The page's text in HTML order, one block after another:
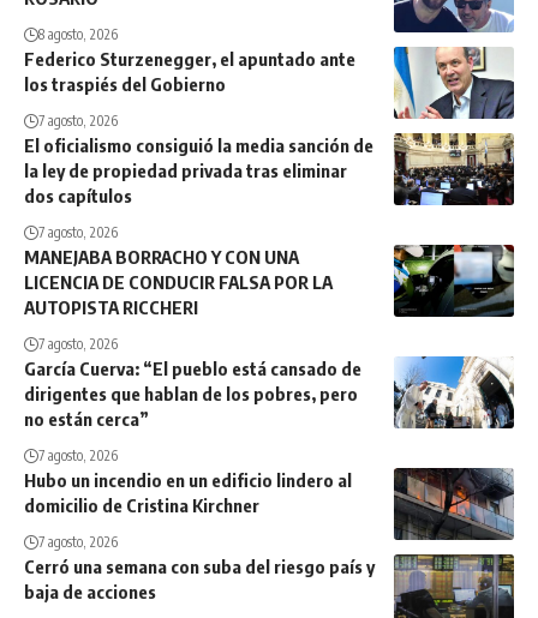
8 agosto, 2026
Federico Sturzenegger, el apuntado ante
los traspiés del Gobierno
7 agosto, 2026
El oficialismo consiguió la media sanción de
la ley de propiedad privada tras eliminar
dos capítulos
7 agosto, 2026
MANEJABA BORRACHO Y CON UNA
LICENCIA DE CONDUCIR FALSA POR LA
AUTOPISTA RICCHERI
7 agosto, 2026
García Cuerva: “El pueblo está cansado de
dirigentes que hablan de los pobres, pero
no están cerca”
7 agosto, 2026
Hubo un incendio en un edificio lindero al
domicilio de Cristina Kirchner
7 agosto, 2026
Cerró una semana con suba del riesgo país y
baja de acciones